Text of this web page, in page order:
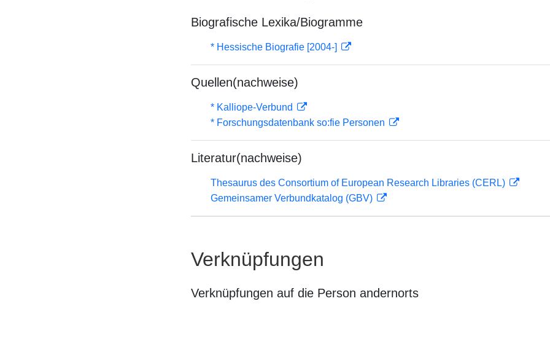
Biografische Lexika/Biogramme
* Hessische Biografie [2004-]
Quellen(nachweise)
* Kalliope-Verbund
* Forschungsdatenbank so:fie Personen
Literatur(nachweise)
Thesaurus des Consortium of European Research Libraries (CERL)
Gemeinsamer Verbundkatalog (GBV)
Verknüpfungen
Verknüpfungen auf die Person andernorts